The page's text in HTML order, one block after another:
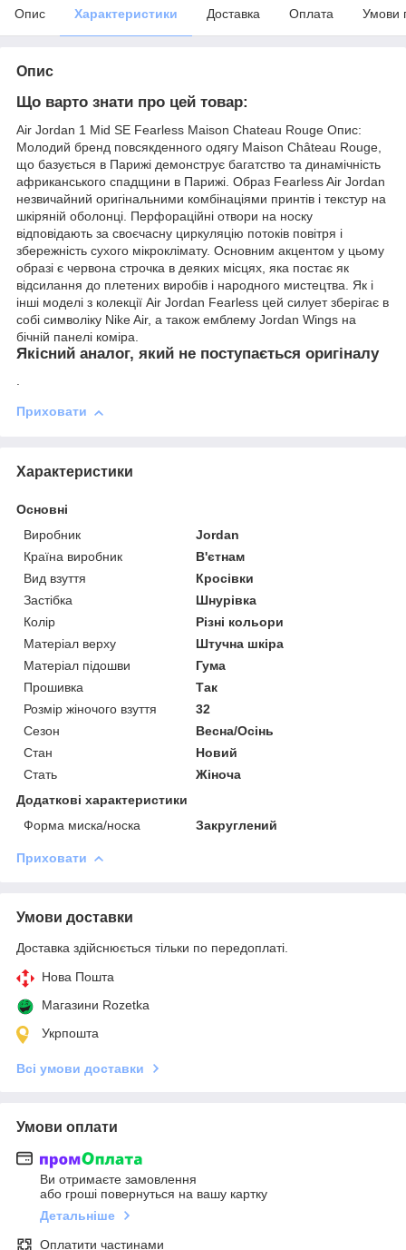
Опис Характеристики Доставка Оплата Умови
Опис
Що варто знати про цей товар:
Air Jordan 1 Mid SE Fearless Maison Chateau Rouge Опис:
Молодий бренд повсякденного одягу Maison Château Rouge,
що базується в Парижі демонструє багатство та динамічність
африканського спадщини в Парижі. Образ Fearless Air Jordan
незвичайний оригінальними комбінаціями принтів і текстур на
шкіряній оболонці. Перфораційні отвори на носку
відповідають за своєчасну циркуляцію потоків повітря і
збережність сухого мікроклімату. Основним акцентом у цьому
образі є червона строчка в деяких місцях, яка постає як
відсилання до плетених виробів і народного мистецтва. Як і
інші моделі з колекції Air Jordan Fearless цей силует зберігає в
собі символіку Nike Air, а також емблему Jordan Wings на
бічній панелі коміра.
Якісний аналог, який не поступається оригіналу
.
Приховати
Характеристики
Основні
Виробник
Jordan
Країна виробник
В'єтнам
Вид взуття
Кросівки
Застібка
Шнурівка
Колір
Різні кольори
Матеріал верху
Штучна шкіра
Матеріал підошви
Гума
Прошивка
Так
Розмір жіночого взуття
32
Сезон
Весна/Осінь
Стан
Новий
Стать
Жіноча
Додаткові характеристики
Форма миска/носка
Закруглений
Приховати
Умови доставки
Доставка здійснюється тільки по передоплаті.
Нова Пошта
Магазини Rozetka
Укрпошта
Всі умови доставки
Умови оплати
Ви отримаєте замовлення
або гроші повернуться на вашу картку
Детальніше
Оплатити частинами